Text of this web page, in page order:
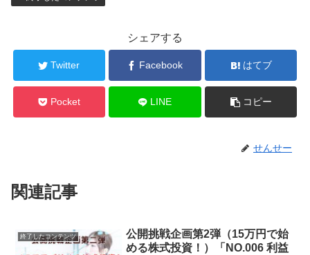
シェアする
Twitter Facebook はてブ
Pocket LINE コピー
せんせー
関連記事
終了したコンテンツ
公開挑戦企画第2弾（15万円で始
める株式投資！）「NO.006 利益